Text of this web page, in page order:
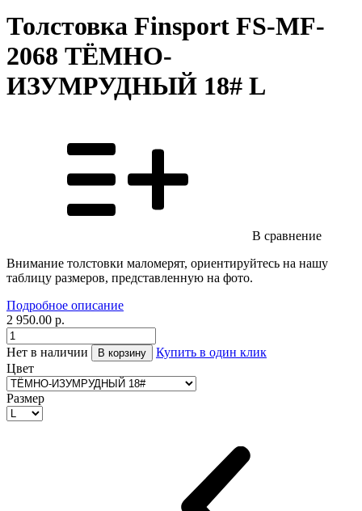
Толстовка Finsport FS-MF-
2068 ТЁМНО-
ИЗУМРУДНЫЙ 18# L
В сравнение
Внимание толстовки маломерят, ориентируйтесь на нашу
таблицу размеров, представленную на фото.
Подробное описание
2 950.00 р.
Нет в наличии В корзину
Купить в один клик
Цвет
Размер